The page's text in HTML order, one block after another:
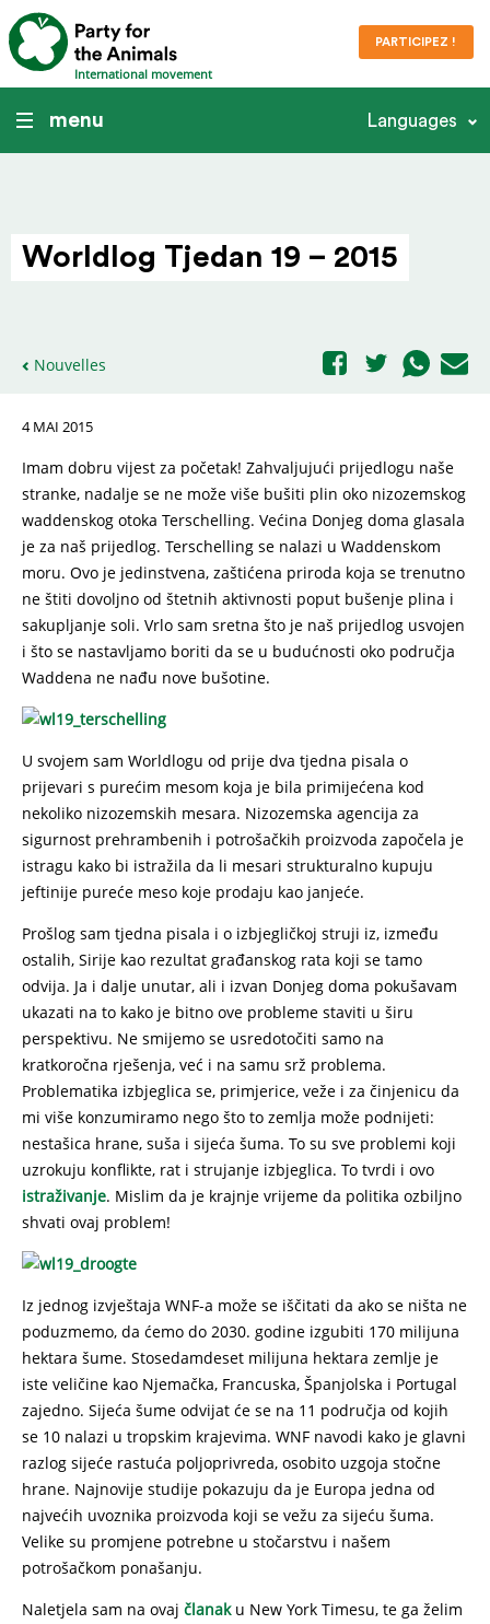
International movement
PARTICIPEZ !
menu Languages
Worldlog Tjedan 19 – 2015
Nouvelles
4 MAI 2015
Imam dobru vijest za početak! Zahvaljujući prijedlogu naše
stranke, nadalje se ne može više bušiti plin oko nizozemskog
waddenskog otoka Terschelling. Većina Donjeg doma glasala
je za naš prijedlog. Terschelling se nalazi u Waddenskom
moru. Ovo je jedinstvena, zaštićena priroda koja se trenutno
ne štiti dovoljno od štetnih aktivnosti poput bušenje plina i
sakupljanje soli. Vrlo sam sretna što je naš prijedlog usvojen
i što se nastavljamo boriti da se u budućnosti oko područja
Waddena ne nađu nove bušotine.
U svojem sam Worldlogu od prije dva tjedna pisala o
prijevari s purećim mesom koja je bila primijećena kod
nekoliko nizozemskih mesara. Nizozemska agencija za
sigurnost prehrambenih i potrošačkih proizvoda započela je
istragu kako bi istražila da li mesari strukturalno kupuju
jeftinije pureće meso koje prodaju kao janjeće.
Prošlog sam tjedna pisala i o izbjegličkoj struji iz, između
ostalih, Sirije kao rezultat građanskog rata koji se tamo
odvija. Ja i dalje unutar, ali i izvan Donjeg doma pokušavam
ukazati na to kako je bitno ove probleme staviti u širu
perspektivu. Ne smijemo se usredotočiti samo na
kratkoročna rješenja, već i na samu srž problema.
Problematika izbjeglica se, primjerice, veže i za činjenicu da
mi više konzumiramo nego što to zemlja može podnijeti:
nestašica hrane, suša i sijeća šuma. To su sve problemi koji
uzrokuju konflikte, rat i strujanje izbjeglica. To tvrdi i ovo
istraživanje. Mislim da je krajnje vrijeme da politika ozbiljno
shvati ovaj problem!
Iz jednog izvještaja WNF-a može se iščitati da ako se ništa ne
poduzmemo, da ćemo do 2030. godine izgubiti 170 milijuna
hektara šume. Stosedamdeset milijuna hektara zemlje je
iste veličine kao Njemačka, Francuska, Španjolska i Portugal
zajedno. Sijeća šume odvijat će se na 11 područja od kojih
se 10 nalazi u tropskim krajevima. WNF navodi kako je glavni
razlog sijeće rastuća poljoprivreda, osobito uzgoja stočne
hrane. Najnovije studije pokazuju da je Europa jedna od
najvećih uvoznika proizvoda koji se vežu za sijeću šuma.
Velike su promjene potrebne u stočarstvu i našem
potrošačkom ponašanju.
Naletjela sam na ovaj članaku New York Timesu, te ga želim